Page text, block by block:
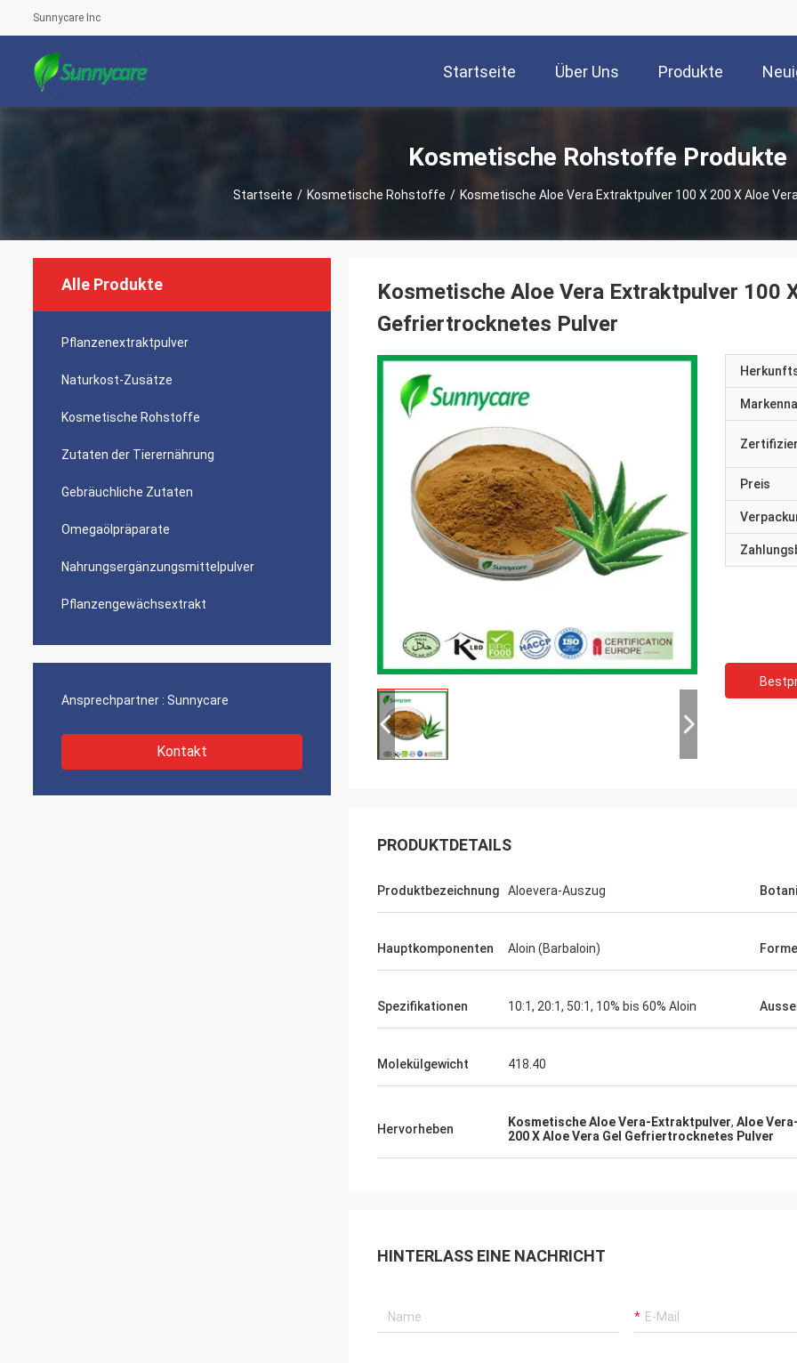
Sunnycare Inc
Startseite Über Uns Produkte
Kosmetische Rohstoffe Produkte
Startseite / Kosmetische Rohstoffe / Kosmetische Aloe Vera Extraktpulver 100 X 200 X Aloe
Alle Produkte
Pflanzenextraktpulver
Naturkost-Zusätze
Kosmetische Rohstoffe
Zutaten der Tierernährung
Gebräuchliche Zutaten
Omegaölpräparate
Nahrungsergänzungsmittelpulver
Pflanzengewächsextrakt
Ansprechpartner : Sunnycare
Kontakt
Kosmetische Aloe Vera Extraktpulver 100
Gefriertrocknetes Pulver
Preis
PRODUKTDETAILS
Produktbezeichnung Aloevera-Auszug
Hauptkomponenten Aloin (Barbaloin)
Spezifikationen 10:1, 20:1, 50:1, 10% bis 60% Aloin
Molekülgewicht 418.40
Hervorheben Kosmetische Aloe Vera-Extraktpulver, Aloe
200 X Aloe Vera Gel Gefriertrocknetes Pulver
HINTERLASS EINE NACHRICHT